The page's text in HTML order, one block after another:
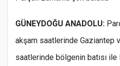
GÜNEYDOĞU ANADOLU:
akşam saatlerinde Gaziantep
saatlerinde bölgenin batısı ile